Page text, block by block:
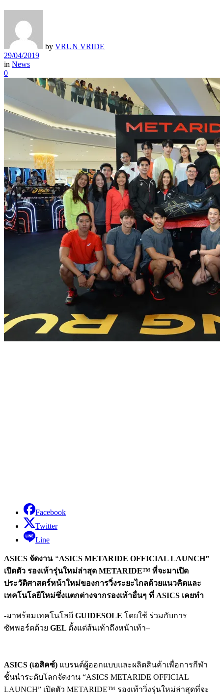
by VRUN VRIDE
29/04/2019
in News
0
Facebook
Twitter
Line
ASICS จัดงาน “ASICS METARIDE OFFICIAL LAUNCH”
เปิดตัว รองเท้ารุ่นใหม่ล่าสุด METARIDE™ ที่จะมาเปิด
ประวัติศาสตร์หน้าใหม่ของการวิ่งระยะไกลด้วยแนวคิดและ
เทคโนโลยีใหม่ซึ่งแตกต่างจากรองเท้าอื่นๆ ที่ ASICS เคยทำ
-มาพร้อมเทคโนโลยี GUIDESOLE โดยใช้ ร่วมกับการ
ซัพพอร์ตด้วย GEL ตั้งแต่ส้นเท้าถึงหน้าเท้า–
ASICS (เอสิคซ์) แบรนด์ผู้ออกแบบและผลิตสินค้าเพื่อการกีฬา
ชั้นนำระดับโลกจัดงาน “ASICS METARIDE OFFICIAL
LAUNCH” เปิดตัว METARIDE™ รองเท้าวิ่งรุ่นใหม่ล่าสุดที่จะ